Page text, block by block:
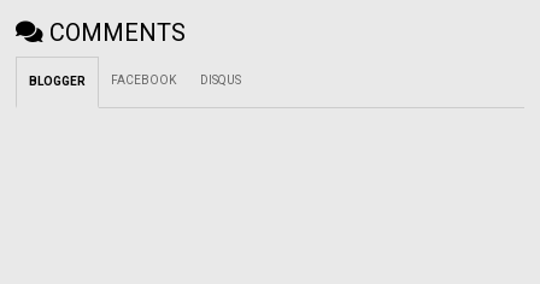
COMMENTS
BLOGGER FACEBOOK DISQUS